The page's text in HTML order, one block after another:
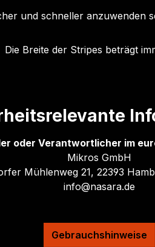
und schneller anzuwenden
Die Breite der Stripes beträgt
oder Verantwortlicher im
Mikros GmbH
Mühlenweg 21, 22393
info@nasara.de
Gebrauchshinweise